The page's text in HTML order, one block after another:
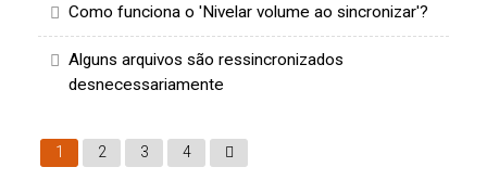
Como funciona o 'Nivelar volume ao sincronizar'?
Alguns arquivos são ressincronizados
desnecessariamente
1 2 3 4